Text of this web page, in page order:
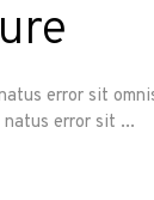
error sit
error sit